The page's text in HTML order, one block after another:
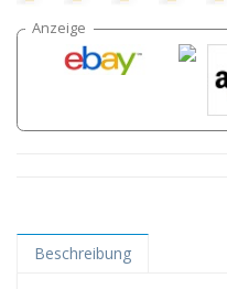
Beschreibung